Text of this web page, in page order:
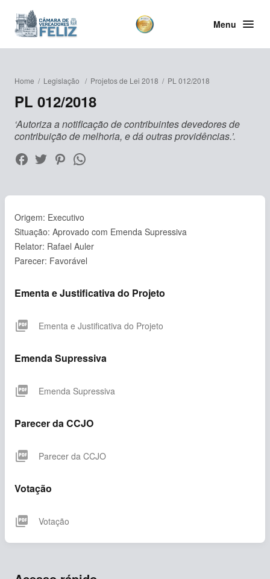
Menu
Home / Legislação / Projetos de Lei 2018 / PL 012/2018
PL 012/2018
‘Autoriza a notificação de contribuintes devedores de
contribuição de melhoria, e dá outras providências.’.
Origem: Executivo
Situação: Aprovado com Emenda Supressiva
Relator: Rafael Auler
Parecer: Favorável
Ementa e Justificativa do Projeto
picture_as_pdf Ementa e Justificativa do Projeto
Emenda Supressiva
picture_as_pdf Emenda Supressiva
Parecer da CCJO
picture_as_pdf Parecer da CCJO
Votação
picture_as_pdf Votação